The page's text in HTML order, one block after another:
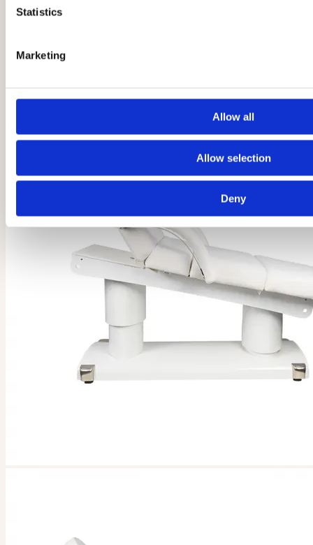
Statistics
Marketing
Allow all
Allow selection
Deny